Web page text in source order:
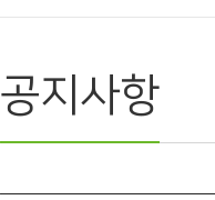
공지사항